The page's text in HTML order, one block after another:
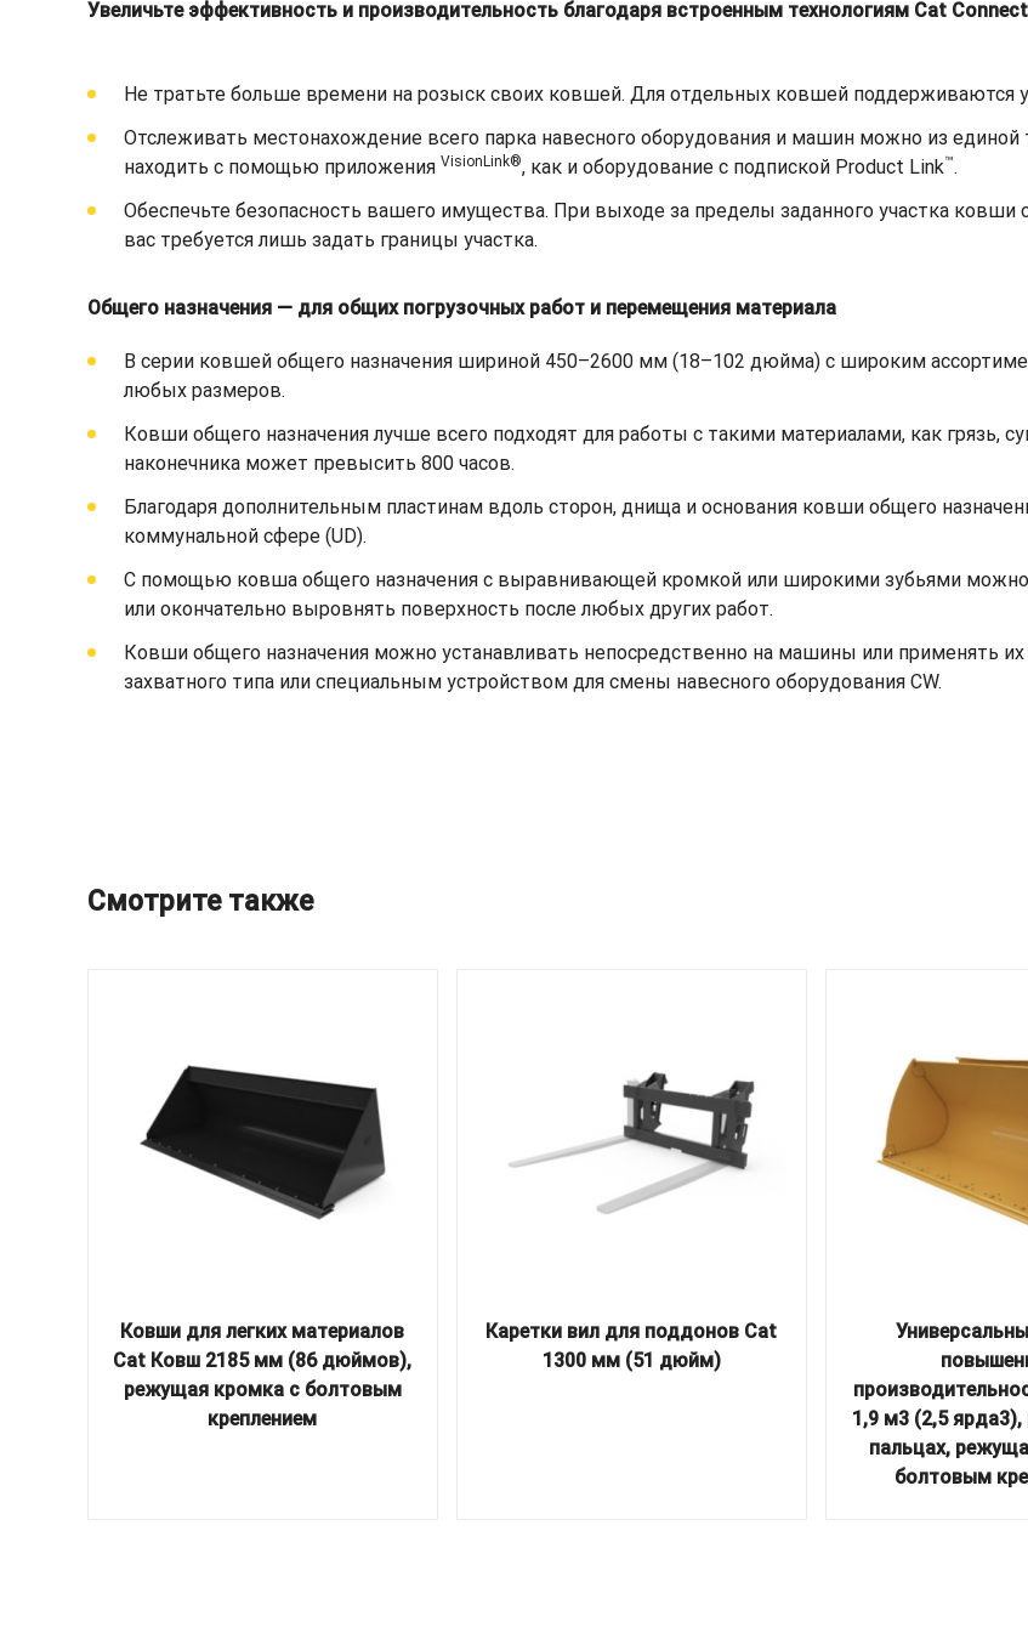
Увеличьте эффективность и производительность благодаря встроенным технологиям Cat Connect
Не тратьте больше времени на розыск своих ковшей. Для отдельных ковшей поддерживаются
Отслеживать местонахождение всего парка навесного оборудования и машин можно из
находить с помощью приложения VisionLink®, как и оборудование с подпиской Product Link™.
Обеспечьте безопасность вашего имущества. При выходе за пределы заданного участка
вас требуется лишь задать границы участка.
Общего назначения — для общих погрузочных работ и перемещения материала
В серии ковшей общего назначения шириной 450–2600 мм (18–102 дюйма) с широким
любых размеров.
Ковши общего назначения лучше всего подходят для работы с такими материалами, как грязь,
наконечника может превысить 800 часов.
Благодаря дополнительным пластинам вдоль сторон, днища и основания ковши общего
коммунальной сфере (UD).
С помощью ковша общего назначения с выравнивающей кромкой или широкими зубьями
или окончательно выровнять поверхность после любых других работ.
Ковши общего назначения можно устанавливать непосредственно на машины или применять
захватного типа или специальным устройством для смены навесного оборудования CW.
Смотрите также
Ковши для легких материалов
Cat Ковш 2185 мм (86 дюймов),
режущая кромка с болтовым
креплением
Каретки вил для поддонов Cat
1300 мм (51 дюйм)
1,9 м3 (2,5 ярда3),
пальцах,
болтовым